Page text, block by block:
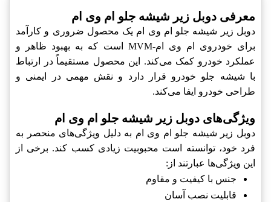
معرفی دوبل زیر شیشه جلو ام وی ام
دوبل زیر شیشه جلو ام وی ام یک محصول ضروری و کارآمد
برای خودروی ام وی ام-MVM است که به بهبود ظاهر و
عملکرد خودرو کمک می‌کند. این محصول مستقیماً در ارتباط
با شیشه جلو خودرو قرار دارد و نقش مهمی در ایمنی و
طراحی خودرو ایفا می‌کند.
ویژگی‌های دوبل زیر شیشه جلو ام وی ام
دوبل زیر شیشه جلو ام وی ام به دلیل ویژگی‌های منحصر به
فرد خود، توانسته است محبوبیت زیادی کسب کند. برخی از
این ویژگی‌ها عبارتند از:
جنس با کیفیت و مقاوم
قابلیت نصب آسان